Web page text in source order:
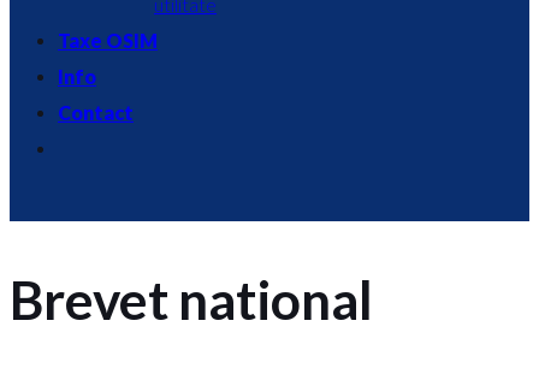
utilitate
Taxe OSIM
Info
Contact
Brevet national